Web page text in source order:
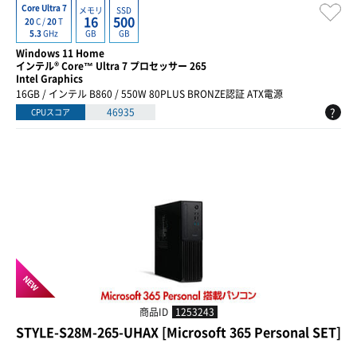
Core Ultra 7
20C /20T
5.3GHz
メモリ
16
GB
SSD
500
GB
Windows 11 Home
インテル® Core™ Ultra 7 プロセッサー 265
Intel Graphics
16GB / インテル B860 / 550W 80PLUS BRONZE認証 ATX電源
CPUスコア 46935 ?
NEW
商品ID 1253243
STYLE-S28M-265-UHAX [Microsoft 365 Personal SET]